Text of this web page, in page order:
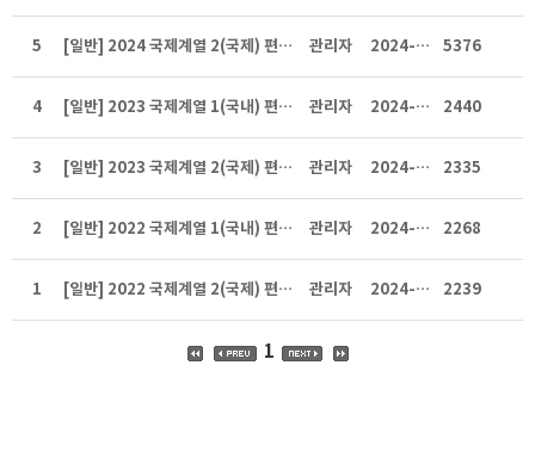
5 [일반] 2024 국제계열 2(국제) 편제표 관리자 2024-08-20 5376
4 [일반] 2023 국제계열 1(국내) 편제표 관리자 2024-08-19 2440
3 [일반] 2023 국제계열 2(국제) 편제표 관리자 2024-08-19 2335
2 [일반] 2022 국제계열 1(국내) 편제표 관리자 2024-08-19 2268
1 [일반] 2022 국제계열 2(국제) 편제표 관리자 2024-08-19 2239
1